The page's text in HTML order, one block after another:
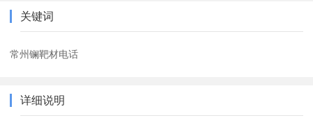
关键词
常州镧靶材电话
详细说明